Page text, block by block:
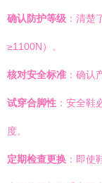
确认防护等级 ：清楚
≥1100N）。
核对安全标准 ：确认
试穿合脚性 ：安全鞋
度。
定期检查更换 ：即使